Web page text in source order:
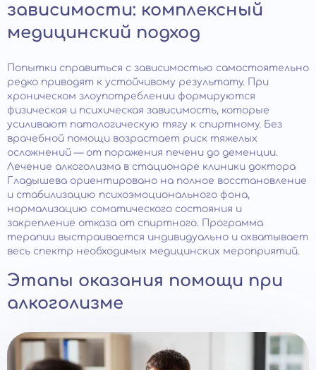
зависимости: комплексный
медицинский подход
Попытки справиться с зависимостью самостоятельно
редко приводят к устойчивому результату. При
хроническом злоупотреблении формируются
физическая и психическая зависимость, которые
усиливают патологическую тягу к спиртному. Без
врачебной помощи возрастает риск тяжелых
осложнений — от поражения печени до деменции.
Лечение алкоголизма в стационаре клиники доктора
Гладышева ориентировано на полное восстановление
и стабилизацию психоэмоционального фона,
нормализацию соматического состояния и
закрепление отказа от спиртного. Программа
терапии выстраивается индивидуально и охватывает
весь спектр необходимых медицинских мероприятий.
Этапы оказания помощи при
алкоголизме